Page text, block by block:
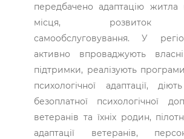
передбачено адаптацію житла
місця, розвиток
самообслуговування. У
активно впроваджують
підтримки, реалізують
психологічної адаптації,
безоплатної психологічної
ветеранів та їхніх родин,
адаптації ветеранів,